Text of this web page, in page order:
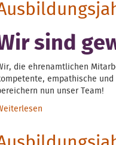
sind
die ehrenamtlichen
empathische
nun unser Team!